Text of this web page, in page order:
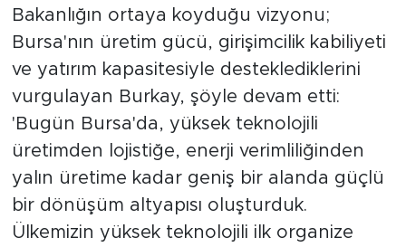
Bakanlığın ortaya koyduğu vizyonu;
Bursa'nın üretim gücü, girişimcilik kabiliyeti
ve yatırım kapasitesiyle desteklediklerini
vurgulayan Burkay, şöyle devam etti:
'Bugün Bursa'da, yüksek teknolojili
üretimden lojistiğe, enerji verimliliğinden
yalın üretime kadar geniş bir alanda güçlü
bir dönüşüm altyapısı oluşturduk.
Ülkemizin yüksek teknolojili ilk organize